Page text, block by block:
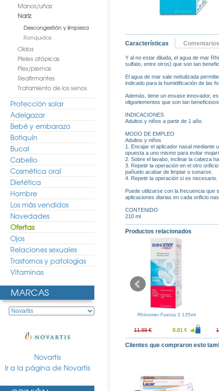
Manos/uñas
Nariz
Descongestión y limpieza
Ronquidos
Oídos
Pieles atópicas
Pies/piernas
Reafirmantes
Tratamiento de los senos
Protección solar
Adelgazar
Bebé y embarazo
Botiquín
Bucal
Cabello
Cosmética oral
Dietética
Hombre
Los más vendidos
Novedades
Ofertas
Ojos
Relaciones sexuales
Trastornos y patologias
Vitaminas
MARCAS
Novartis
Ir a la página de Novartis
Características Comentarios
Y al no estar diluida, el agua de mar
sulfato, entre otros) que son tan
El agua de mar sale nebulizada
indicado para la humidificación de las
Además, tiene un envase innovador,
oligoelementos que son tan
INDICACIONES
Adultos y niños a partir de 1 año.
MODO DE EMPLEO
Adultos y niños
1. Encajar el aplicador nasal mediante
opuesta a uno mismo para evitar
2. Sobre el lavabo, inclinar la cabeza
3. Repetir la operación en el otro
pañuelo acabar de limpiar o sonarse.
4. Repetir la operación si es necesario.
Puede utilizarse con la frecuencia que
aplicaciones diarias en cada orificio
CONTENIDO
210 ml
Productos relacionados
Fuerza Extra-
Rhinomer Intense Eucalyptus
Rhinomer Fuerza 3 135ml
11.89 € 8.81 €
Clientes que compraron esto